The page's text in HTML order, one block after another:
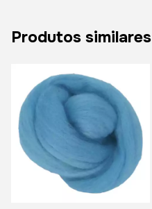
Produtos similares